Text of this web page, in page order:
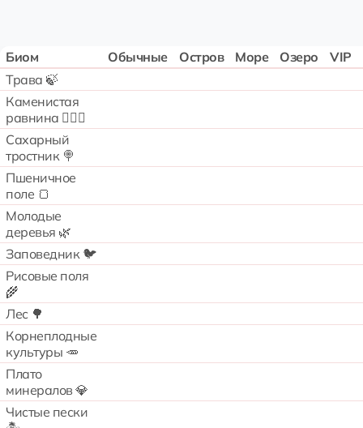
Биом Обычные Остров Море Озеро
VIP
Трава 🍃
Каменистая
равнина 🧗🏻‍♂️
Сахарный
тростник 🍭
Пшеничное
поле 🍞
Молодые
деревья 🌿
Заповедник 🐦
Рисовые поля
🌾
Лес 🌳
Корнеплодные
культуры 🥕
Плато
минералов 💎
Чистые пески